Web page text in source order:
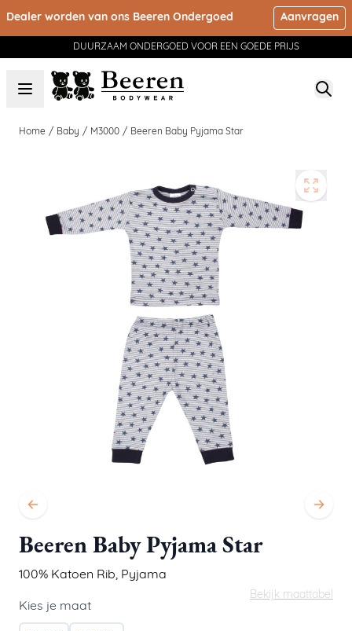
Dealer worden van ons Beeren Ondergoed Aanvragen
DUURZAAM ONDERGOED VOOR EEN GOEDE PRIJS
Home / Baby / M3000 / Beeren Baby Pyjama Star
Beeren Baby Pyjama Star
100% Katoen Rib, Pyjama
Bekijk maattabel
Kies je maat